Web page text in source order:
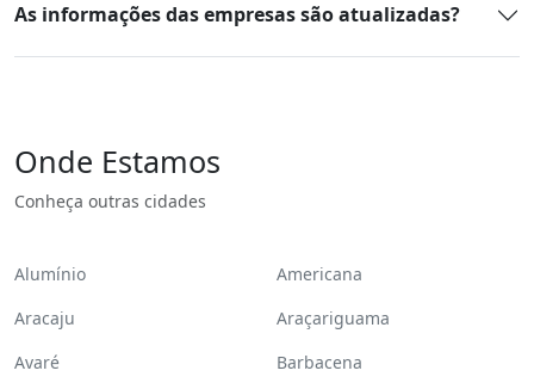
As informações das empresas são atualizadas?
Onde Estamos
Conheça outras cidades
Alumínio
Americana
Aracaju
Araçariguama
Avaré
Barbacena